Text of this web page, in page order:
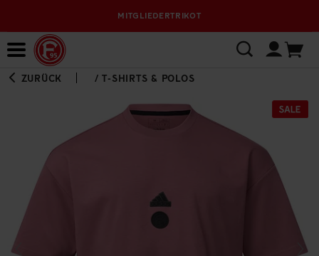
MITGLIEDERTRIKOT
ZURÜCK /T-SHIRTS & POLOS